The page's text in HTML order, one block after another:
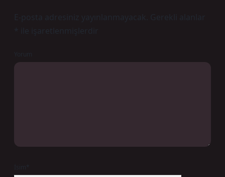
E-posta adresiniz yayınlanmayacak.
Gerekli alanlar
ile işaretlenmişlerdir